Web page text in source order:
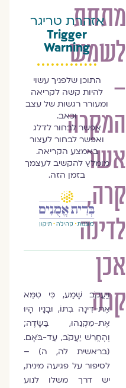
מתחת
לשמש
–
המקרה
אשר
קרה,
לדינה
אכן
קרה
אזהרת טריגר
Trigger
Warning
התוכן שלפניך עשוי
להיות קשה לקריאה
ומעורר רגשות של עצב
וכאב.
אפשר לבחור לדלג
ואפשר לבחור לעצור
באמצע הקריאה.
מומלץ להקשיב לעצמך
בזמן הזה.
וְיַעֲקֹב שָׁמַע, כִּי טִמֵּא
אֶת-דִּינָה בִתּוֹ, וּבָנָיו הָיוּ
אֶת-מִקְנֵהוּ, בַּשָּׂדֶה;
וְהֶחֱרִשׁ יַעֲקֹב, עַד-בֹּאָם.
(בראשית לה, ה) –
לסיפור על פגיעה מינית,
יש דרך משלו לנוע